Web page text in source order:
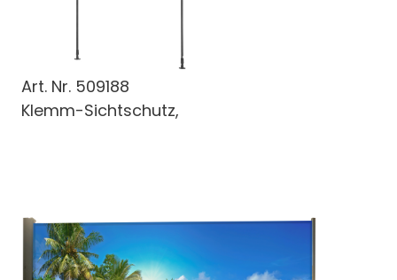
Art. Nr. 509188
Klemm-Sichtschutz,